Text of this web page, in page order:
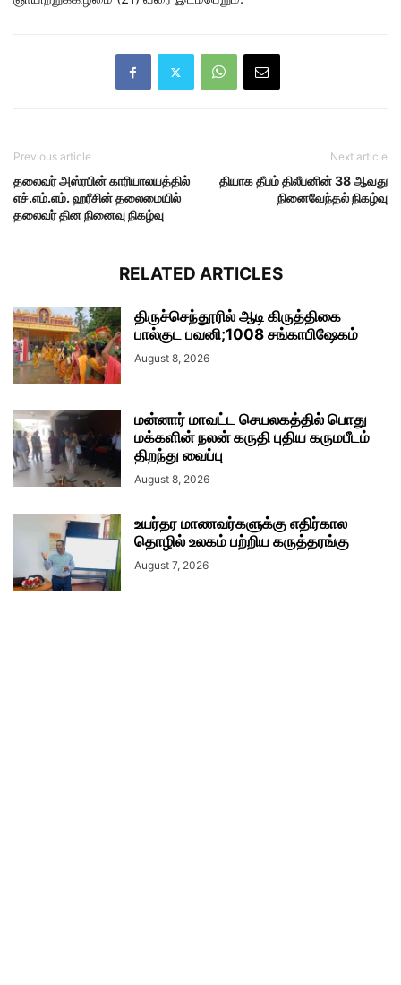
Previous article
தலைவர் அஸ்ரபின் காரியாலயத்தில்
எச்.எம்.எம். ஹரீசின் தலைமையில்
தலைவர் தின நினைவு நிகழ்வு
Next article
தியாக தீபம் திலீபனின் 38 ஆவது
நினைவேந்தல் நிகழ்வு
RELATED ARTICLES
திருச்செந்தூரில் ஆடி கிருத்திகை
பால்குட பவனி;1008 சங்காபிஷேகம்
August 8, 2026
மன்னார் மாவட்ட செயலகத்தில் பொது
மக்களின் நலன் கருதி புதிய கருமபீடம்
திறந்து வைப்பு
August 8, 2026
உயர்தர மாணவர்களுக்கு எதிர்கால
தொழில் உலகம் பற்றிய கருத்தரங்கு
August 7, 2026